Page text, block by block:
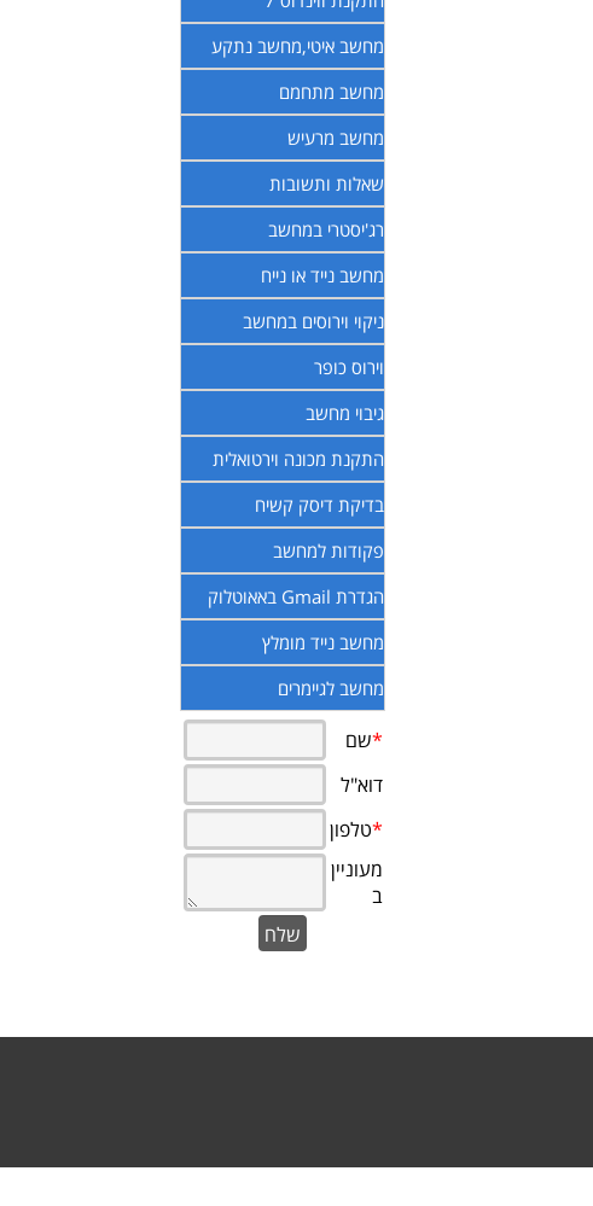
מחשב איטי,מחשב נתקע
מחשב מתחמם
מחשב מרעיש
שאלות ותשובות
רג'יסטרי במחשב
מחשב נייד או נייח
ניקוי וירוסים במחשב
וירוס כופר
גיבוי מחשב
התקנת מכונה וירטואלית
בדיקת דיסק קשיח
פקודות למחשב
הגדרת Gmail באאוטלוק
מחשב נייד מומלץ
מחשב לגיימרים